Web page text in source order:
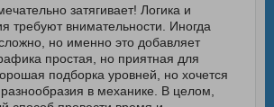
затягивает! Логика и
требуют внимательности. Иногда
но именно это добавляет
простая, но приятная для
подборка уровней, но хочется
в механике. В целом,